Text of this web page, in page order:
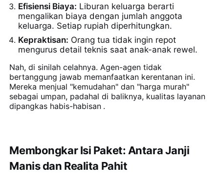
Efisiensi Biaya: Liburan keluarga berarti
mengalikan biaya dengan jumlah anggota
keluarga. Setiap rupiah diperhitungkan.
Kepraktisan: Orang tua tidak ingin repot
mengurus detail teknis saat anak-anak rewel.
Nah, di sinilah celahnya. Agen-agen tidak
bertanggung jawab memanfaatkan kerentanan ini.
Mereka menjual "kemudahan" dan "harga murah"
sebagai umpan, padahal di baliknya, kualitas layanan
dipangkas habis-habisan.
Membongkar Isi Paket: Antara Janji
Manis dan Realita Pahit